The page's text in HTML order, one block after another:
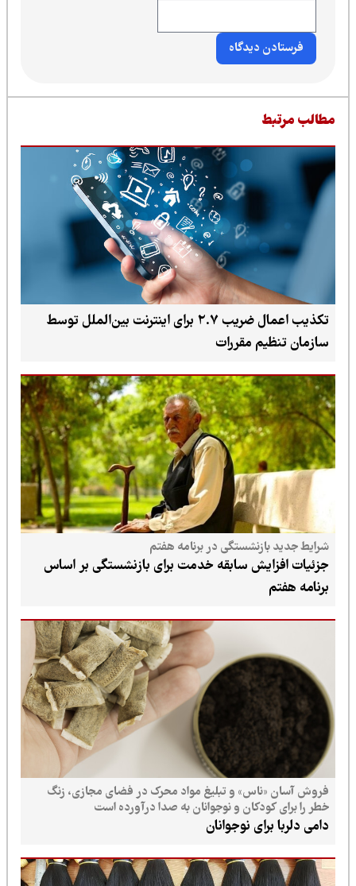
مرتبط
تکذیب اعمال ضریب ۲.۷ برای اینترنت بین‌الملل توسط
سازمان تنظیم مقررات
شرایط جدید بازنشستگی در برنامه هفتم
جزئیات افزایش سابقه خدمت برای بازنشستگی بر اساس
برنامه هفتم
فروش آسان «ناس» و تبلیغ مواد محرک در فضای مجازی، زنگ
خطر را برای کودکان و نوجوانان به صدا درآورده است
دامی دلربا برای نوجوانان